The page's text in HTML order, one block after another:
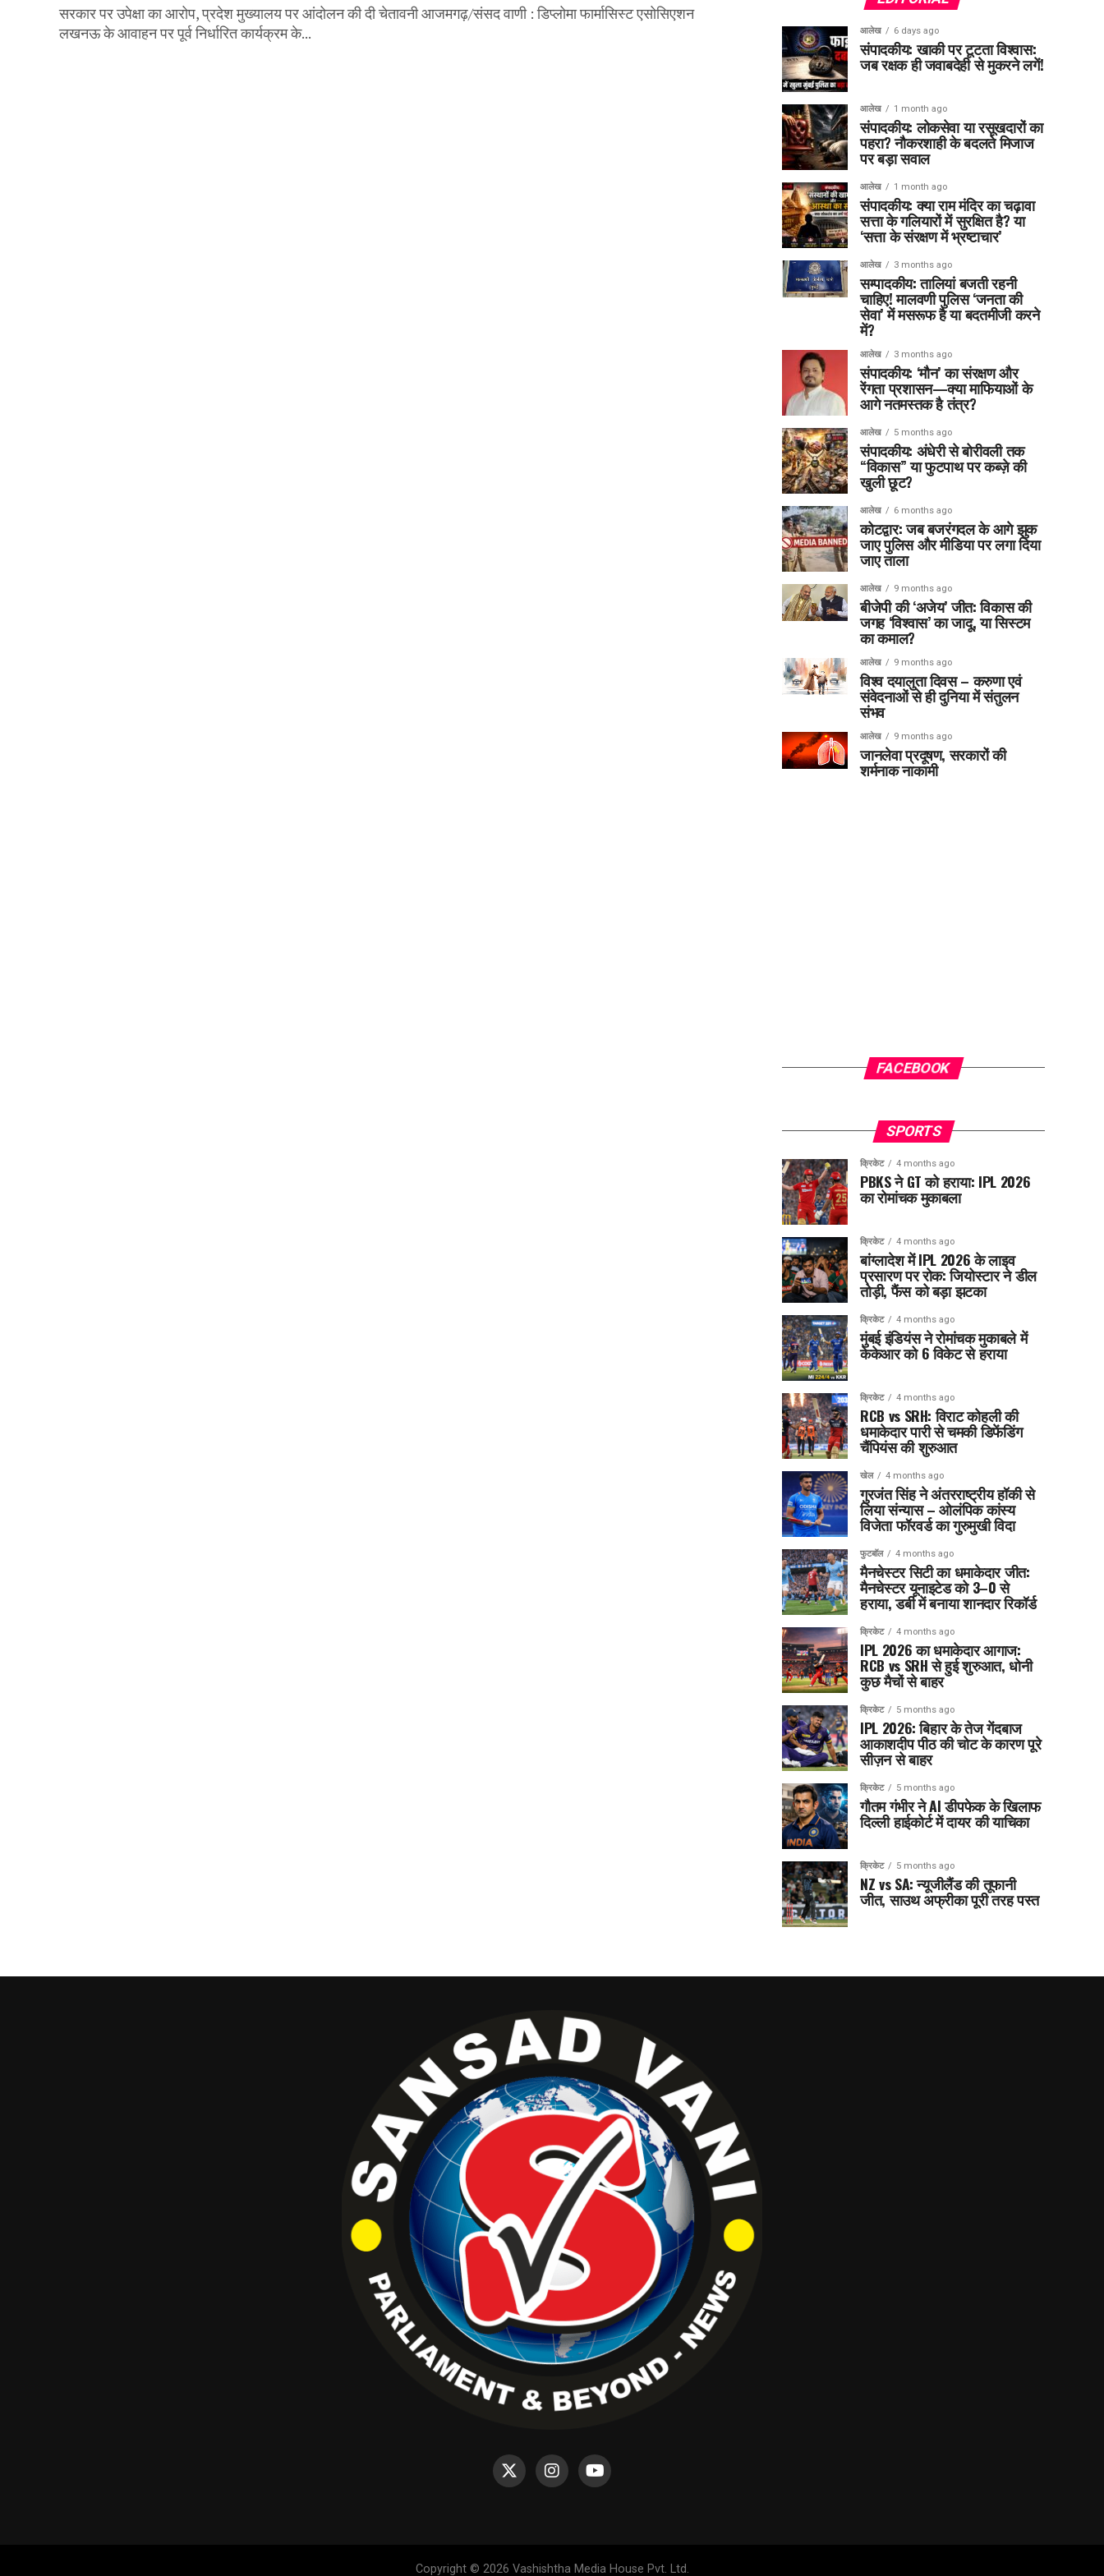
सरकार पर उपेक्षा का आरोप, प्रदेश मुख्यालय पर आंदोलन की दी चेतावनी आजमगढ़/संसद वाणी : डिप्लोमा फार्मासिस्ट एसोसिएशन
लखनऊ के आवाहन पर पूर्व निर्धारित कार्यक्रम के...
आलेख 6 days ago
संपादकीय: खाकी पर टूटता विश्वास:
जब रक्षक ही जवाबदेही से मुकरने लगें!
आलेख 1 month ago
संपादकीय: लोकसेवा या रसूखदारों का
पहरा? नौकरशाही के बदलते मिजाज
पर बड़ा सवाल
आलेख 1 month ago
संपादकीय: क्या राम मंदिर का चढ़ावा
सत्ता के गलियारों में सुरक्षित है? या
‘सत्ता के संरक्षण में भ्रष्टाचार’
आलेख 3 months ago
सम्पादकीय: तालियां बजती रहनी
चाहिए! मालवणी पुलिस ‘जनता की
सेवा’ में मसरूफ है या बदतमीजी करने
में?
आलेख 3 months ago
संपादकीय: ‘मौन’ का संरक्षण और
रेंगता प्रशासन—क्या माफियाओं के
आगे नतमस्तक है तंत्र?
आलेख 5 months ago
संपादकीय: अंधेरी से बोरीवली तक
“विकास” या फुटपाथ पर कब्ज़े की
खुली छूट?
आलेख 6 months ago
कोटद्वार: जब बजरंगदल के आगे झुक
जाए पुलिस और मीडिया पर लगा दिया
जाए ताला
आलेख 9 months ago
बीजेपी की ‘अजेय’ जीत: विकास की
जगह ‘विश्वास’ का जादू, या सिस्टम
का कमाल?
आलेख 9 months ago
विश्व दयालुता दिवस – करुणा एवं
संवेदनाओं से ही दुनिया में संतुलन
संभव
आलेख 9 months ago
जानलेवा प्रदूषण, सरकारों की
शर्मनाक नाकामी
FACEBOOK
SPORTS
क्रिकेट 4 months ago
PBKS ने GT को हराया: IPL 2026
का रोमांचक मुकाबला
क्रिकेट 4 months ago
बांग्लादेश में IPL 2026 के लाइव
प्रसारण पर रोक: जियोस्टार ने डील
तोड़ी, फैंस को बड़ा झटका
क्रिकेट 4 months ago
मुंबई इंडियंस ने रोमांचक मुकाबले में
केकेआर को 6 विकेट से हराया
क्रिकेट 4 months ago
RCB vs SRH: विराट कोहली की
धमाकेदार पारी से चमकी डिफेंडिंग
चैंपियंस की शुरुआत
खेल 4 months ago
गुरजंत सिंह ने अंतरराष्ट्रीय हॉकी से
लिया संन्यास – ओलंपिक कांस्य
विजेता फॉरवर्ड का गुरुमुखी विदा
फुटबॉल 4 months ago
मैनचेस्टर सिटी का धमाकेदार जीत:
मैनचेस्टर यूनाइटेड को 3–0 से
हराया, डर्बी में बनाया शानदार रिकॉर्ड
क्रिकेट 4 months ago
IPL 2026 का धमाकेदार आगाज:
RCB vs SRH से हुई शुरुआत, धोनी
कुछ मैचों से बाहर
क्रिकेट 5 months ago
IPL 2026: बिहार के तेज गेंदबाज
आकाशदीप पीठ की चोट के कारण पूरे
सीज़न से बाहर
क्रिकेट 5 months ago
गौतम गंभीर ने AI डीपफेक के खिलाफ
दिल्ली हाईकोर्ट में दायर की याचिका
क्रिकेट 5 months ago
NZ vs SA: न्यूजीलैंड की तूफानी
जीत, साउथ अफ्रीका पूरी तरह पस्त
Copyright © 2026 Vashishtha Media House Pvt. Ltd.